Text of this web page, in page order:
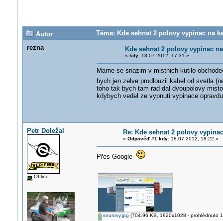
Autor
Téma: Kde sehnat 2 polovy vypinac na
rezna
Kde sehnat 2 polovy vypinac
« kdy:18.07.2012, 17:31 »
Marne se snazim v mistnich kutilo-
bych jen zelve prodlouzil kabel od svetla
toho tak bych tam rad dal dvoupolovy
kdybych vedel ze vypnuti vypinace
Petr Doležal
Offline
Re: Kde sehnat 2 polovy
« Odpověď #1 kdy:18.07.2012, 18:22 »
Přes Google
snurovy.jpg (704.96 KB, 1920x1028 - prohlédnuto